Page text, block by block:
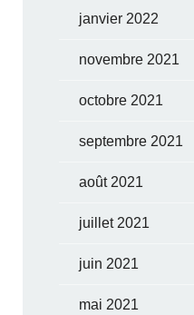
janvier 2022
novembre 2021
octobre 2021
septembre 2021
août 2021
juillet 2021
juin 2021
mai 2021